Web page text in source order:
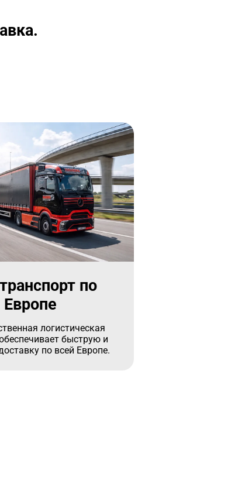
по
Европе
логистическая
быструю и
по всей Европе.